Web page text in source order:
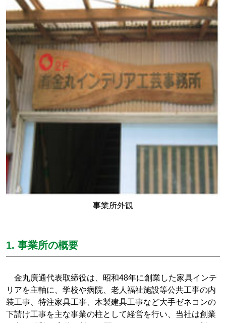
事業所外観
1. 事業所の概要
金丸廣通代表取締役は、昭和48年に創業した家具インテ
リアを主軸に、学校や病院、老人福祉施設等公共工事の内
装工事、特注家具工事、木製建具工事など大手ゼネコンの
下請け工事を主な事業の柱として経営を行い、当社は創業